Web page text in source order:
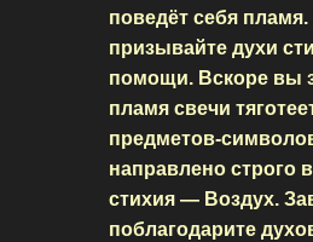
поведёт себя
призывайте духи
помощи. Вскоре вы
пламя свечи
предметов-
направлено строго
стихия — Воздух.
поблагодарите